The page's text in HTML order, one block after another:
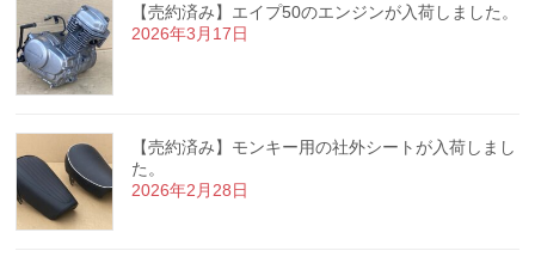
【売約済み】エイプ50のエンジンが入荷しました。
2026年3月17日
【売約済み】モンキー用の社外シートが入荷しまし
た。
2026年2月28日